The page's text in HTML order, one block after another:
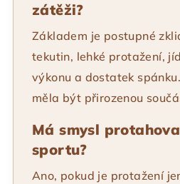
zátěži?
Základem je postupné
tekutin, lehké protažení,
výkonu a dostatek
měla být přirozenou
Má smysl
sportu?
Ano, pokud je protažení